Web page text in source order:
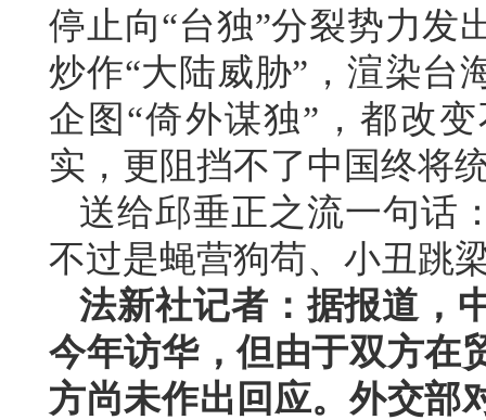
停止向“台独”分裂势力发
炒作“大陆威胁”，渲染台
企图“倚外谋独”，都改
实，更阻挡不了中国终将
送给邱垂正之流一句话
不过是蝇营狗苟、小丑跳
法新社记者：据报道，
今年访华，但由于双方在
方尚未作出回应。外交部